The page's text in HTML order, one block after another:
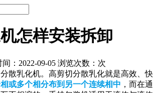
怎样安装拆卸
：2022-09-05 浏览次数： 次
散乳化机。高剪切分散乳化就是高效、快
或多个相分布到另一个连续相中 ，而在通